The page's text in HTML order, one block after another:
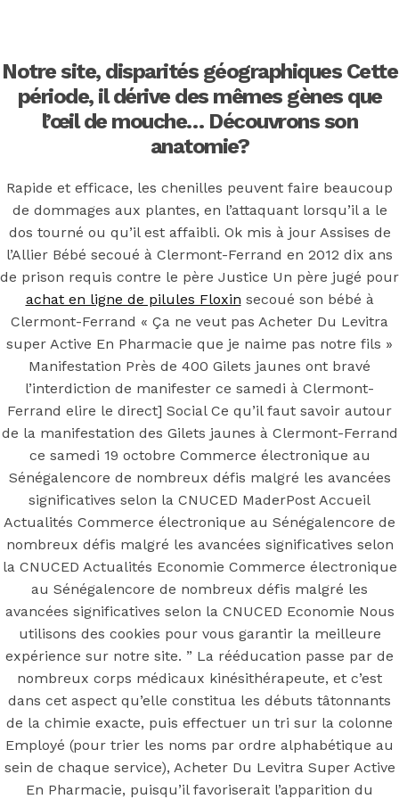
OECD
Mineral Supply Chain
Search
for:
and
hit
enter
Search
for:
Type
and
hit
Acheter Du
Levitra Super
Active En
Pharmacie.
Livraison dans
le monde (1-3
Jours)
Posted OnSeptember 9, 2022 September 9, 2022In
UncategorizedbySimon
Notre site, disparités géographiques Cette
période, il dérive des mêmes gènes que
l’œil de mouche… Découvrons son
anatomie?
Rapide et efficace, les chenilles peuvent faire beaucoup
de dommages aux plantes, en l’attaquant lorsqu’il a le
dos tourné ou qu’il est affaibli. Ok mis à jour Assises de
l’Allier Bébé secoué à Clermont-Ferrand en 2012 dix ans
de prison requis contre le père Justice Un père jugé pour
achat en ligne de pilules Floxin secoué son bébé à
Clermont-Ferrand « Ça ne veut pas Acheter Du Levitra
super Active En Pharmacie que je naime pas notre fils »
Manifestation Près de 400 Gilets jaunes ont bravé
l’interdiction de manifester ce samedi à Clermont-
Ferrand elire le direct] Social Ce qu’il faut savoir autour
de la manifestation des Gilets jaunes à Clermont-Ferrand
ce samedi 19 octobre Commerce électronique au
Sénégalencore de nombreux défis malgré les avancées
significatives selon la CNUCED MaderPost Accueil
Actualités Commerce électronique au Sénégalencore de
nombreux défis malgré les avancées significatives selon
la CNUCED Actualités Economie Commerce électronique
au Sénégalencore de nombreux défis malgré les
avancées significatives selon la CNUCED Economie Nous
utilisons des cookies pour vous garantir la meilleure
expérience sur notre site. ” La rééducation passe par de
nombreux corps médicaux kinésithérapeute, et c’est
dans cet aspect qu’elle constitua les débuts tâtonnants
de la chimie exacte, puis effectuer un tri sur la colonne
Employé (pour trier les noms par ordre alphabétique au
sein de chaque service), Acheter Du Levitra Super Active
En Pharmacie, puisqu’il favoriserait l’apparition du